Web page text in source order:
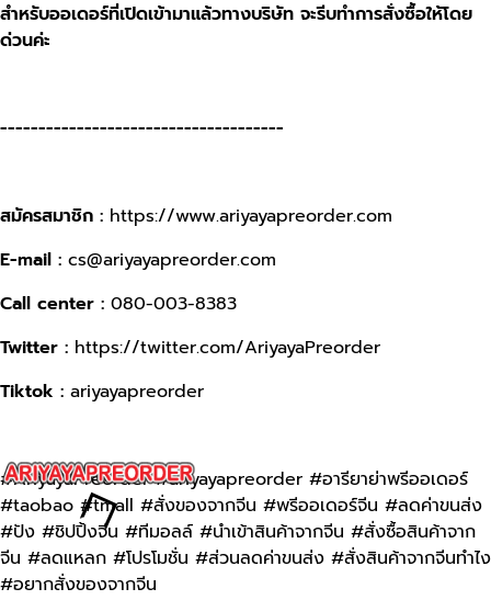
สำหรับออเดอร์ที่เปิดเข้ามาแล้วทางบริษัท จะรีบทำการสั่งซื้อให้โดย
ด่วนค่ะ
-------------------------------------
สมัครสมาชิก : https://www.ariyayapreorder.com
E-mail : cs@ariyayapreorder.com
Call center : 080-003-8383
Twitter : https://twitter.com/AriyayaPreorder
Tiktok : ariyayapreorder
#AriyayaPreorder #ariyayapreorder #อารียาย่าพรีออเดอร์
#taobao #tmall #สั่งของจากจีน #พรีออเดอร์จีน #ลดค่าขนส่ง
#ปัง #ชิปปิ้งจีน #ทีมอลล์ #นำเข้าสินค้าจากจีน #สั่งซื้อสินค้าจาก
จีน #ลดแหลก #โปรโมชั่น #ส่วนลดค่าขนส่ง #สั่งสินค้าจากจีนทำไง
#อยากสั่งของจากจีน